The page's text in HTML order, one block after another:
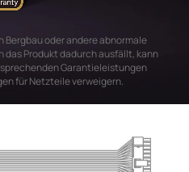
Bergbau oder andere abnormale
das Produkt dadurch ausfällt, kann
Garantieleistungen
für Netzteile verweigern.